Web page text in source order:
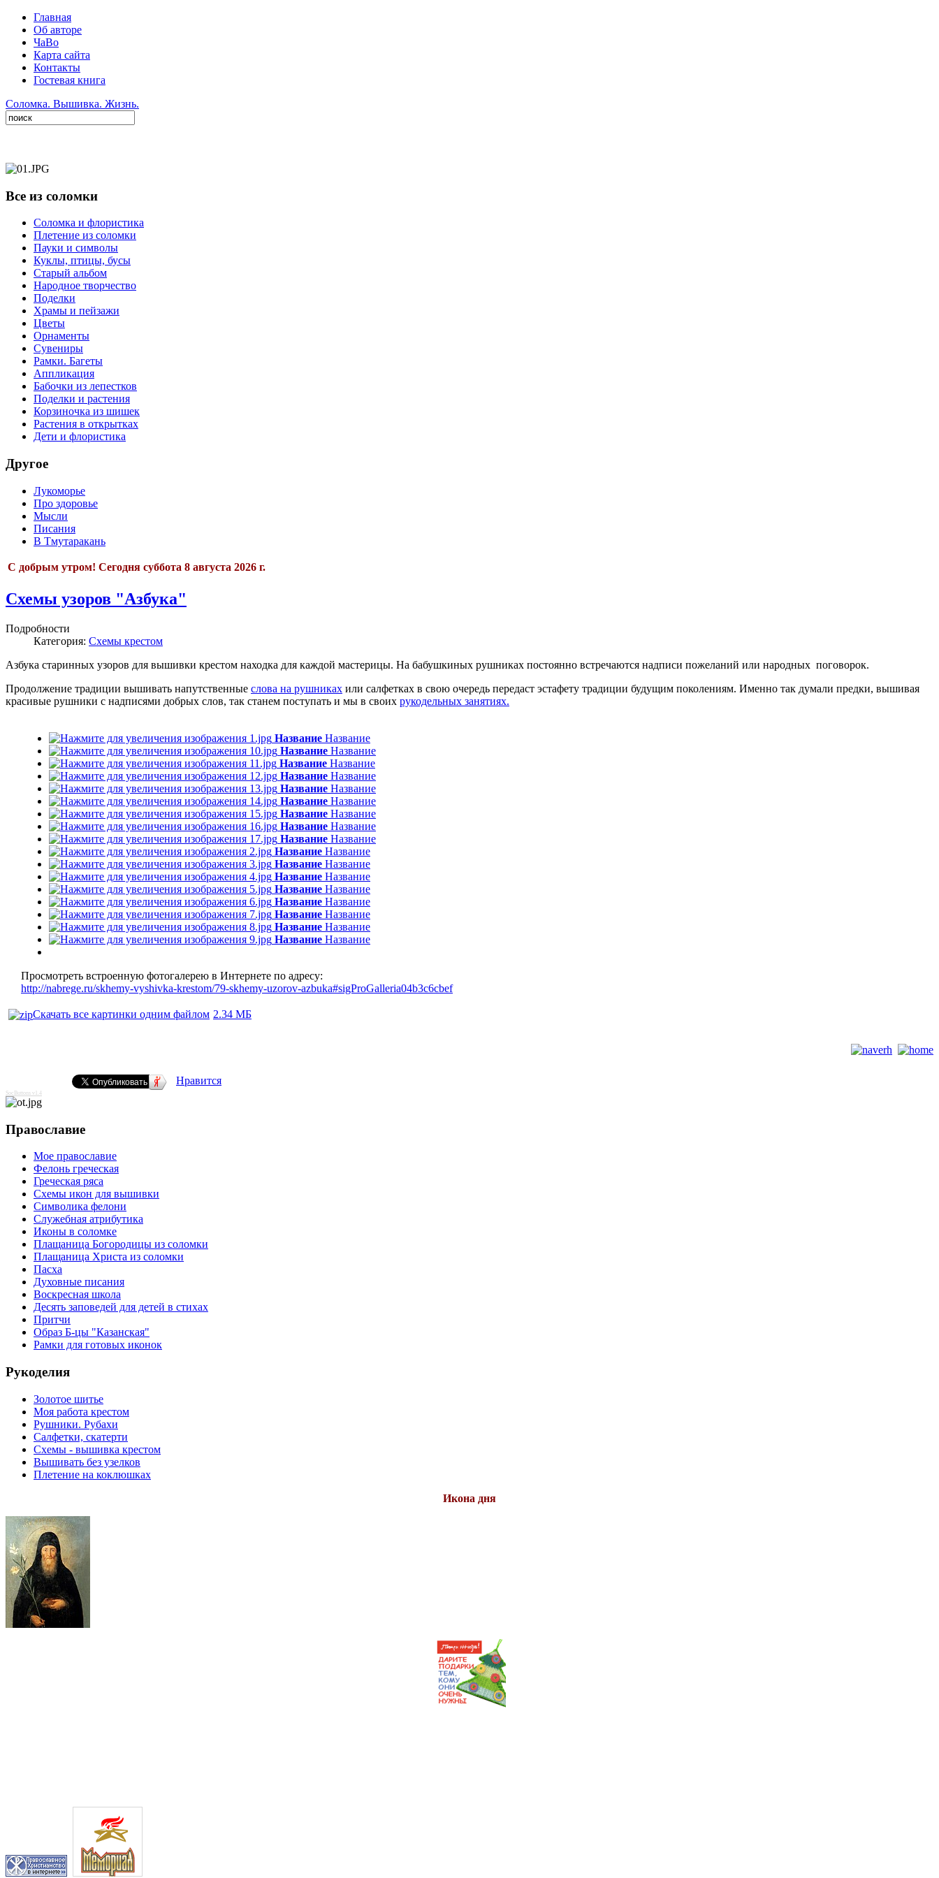
Главная
Об авторе
ЧаВо
Карта сайта
Контакты
Гостевая книга
Соломка. Вышивка. Жизнь.
Все из соломки
Соломка и флористика
Плетение из соломки
Пауки и символы
Куклы, птицы, бусы
Старый альбом
Народное творчество
Поделки
Храмы и пейзажи
Цветы
Орнаменты
Сувениры
Рамки. Багеты
Аппликация
Бабочки из лепестков
Поделки и растения
Корзиночка из шишек
Растения в открытках
Дети и флористика
Другое
Лукоморье
Про здоровье
Мысли
Писания
В Тмутаракань
С добрым утром! Сегодня суббота 8 августа 2026 г.
Схемы узоров "Азбука"
Подробности
Категория: Схемы крестом
Азбука старинных узоров для вышивки крестом находка для каждой мастерицы. На бабушкиных рушниках постоянно встречаются надписи пожеланий или народных поговорок.
Продолжение традиции вышивать напутственные слова на рушниках или салфетках в свою очередь передаст эстафету традиции будущим поколениям. Именно так думали предки, вышивая
красивые рушники с надписями добрых слов, так станем поступать и мы в своих рукодельных занятиях.
Название Название
Название Название
Название Название
Название Название
Название Название
Название Название
Название Название
Название Название
Название Название
Название Название
Название Название
Название Название
Название Название
Название Название
Название Название
Название Название
Название Название
Просмотреть встроенную фотогалерею в Интернете по адресу:
http://nabrege.ru/skhemy-vyshivka-krestom/79-skhemy-uzorov-azbuka#sigProGalleria04b3c6cbef
Скачать все картинки одним файлом 2.34 МБ
Нравится
SocButtons v1.4
Православие
Мое православие
Фелонь греческая
Греческая ряса
Схемы икон для вышивки
Символика фелони
Служебная атрибутика
Иконы в соломке
Плащаница Богородицы из соломки
Плащаница Христа из соломки
Пасха
Духовные писания
Воскресная школа
Десять заповедей для детей в стихах
Притчи
Образ Б-цы "Казанская"
Рамки для готовых иконок
Рукоделия
Золотое шитье
Моя работа крестом
Рушники. Рубахи
Салфетки, скатерти
Схемы - вышивка крестом
Вышивать без узелков
Плетение на коклюшках
Икона дня